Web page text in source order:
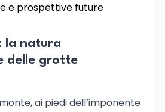
e prospettive future
la natura
delle grotte
ai piedi dell’imponente